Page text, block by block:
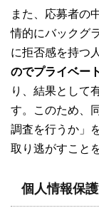
また、応募者の
情的にバックグ
に拒否感を持つ
のでプライベー
り、結果として
す。このため、
調査を行うか」
取り逃がすこと
個人情報保